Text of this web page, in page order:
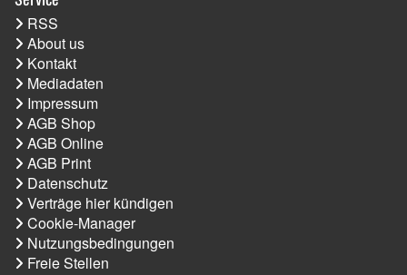
RSS
About us
Kontakt
Mediadaten
Impressum
AGB Shop
AGB Online
AGB Print
Datenschutz
Verträge hier kündigen
Cookie-Manager
Nutzungsbedingungen
Freie Stellen